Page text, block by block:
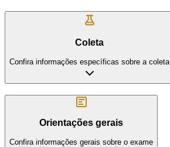
Coleta
Confira informações específicas sobre a coleta
Orientações gerais
Confira informações gerais sobre o exame